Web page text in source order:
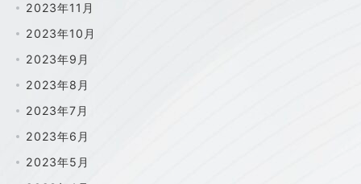
2023年11月
2023年10月
2023年9月
2023年8月
2023年7月
2023年6月
2023年5月